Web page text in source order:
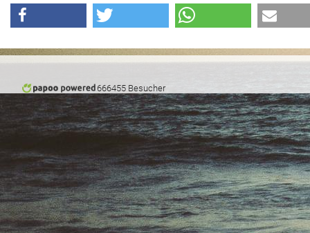
666455 Besucher